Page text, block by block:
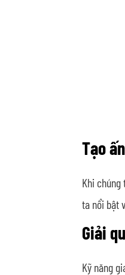
Tạo
Khi
ta nổi bật
Giải
Kỹ năng